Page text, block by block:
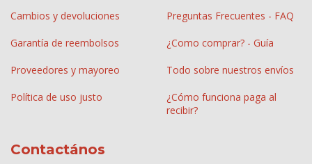
Cambios y devoluciones
Garantía de reembolsos
Proveedores y mayoreo
Política de uso justo
Preguntas Frecuentes - FAQ
¿Como comprar? - Guía
Todo sobre nuestros envíos
¿Cómo funciona paga al
recibir?
Contactános